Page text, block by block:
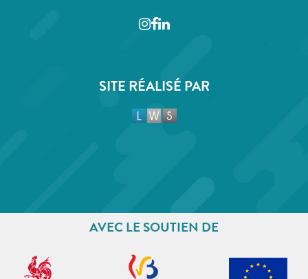
Instagram
Facebook
LinkedIn
SITE RÉALISÉ PAR
AVEC LE SOUTIEN DE